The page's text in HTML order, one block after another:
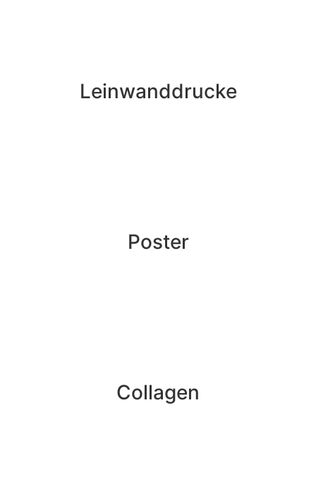
Leinwanddrucke
Poster
Collagen